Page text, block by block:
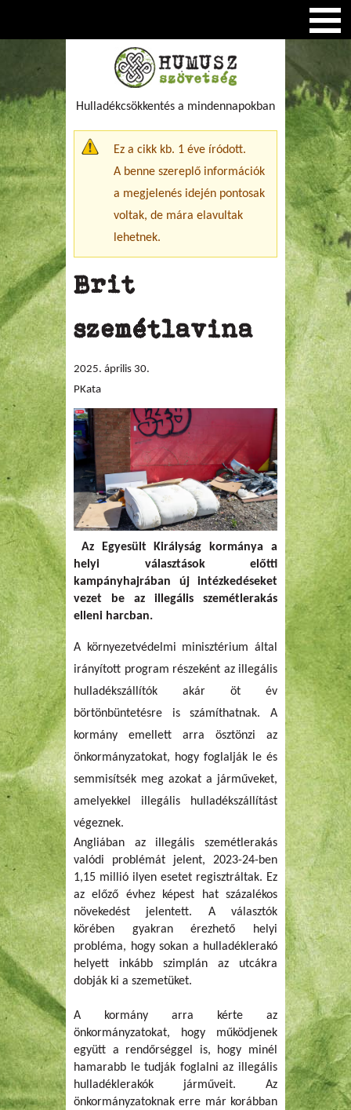
Hulladékcsökkentés a mindennapokban
Figyelmeztető üzenet
Ez a cikk kb. 1 éve íródott.
A benne szereplő információk
a megjelenés idején pontosak
voltak, de mára elavultak
lehetnek.
Brit
szemétlavina
2025. április 30.
PKata
Az Egyesült Királyság kormánya a
helyi választások előtti
kampányhajrában új intézkedéseket
vezet be az illegális szemétlerakás
elleni harcban.
A környezetvédelmi minisztérium által
irányított program részeként az illegális
hulladékszállítók akár öt év
börtönbüntetésre is számíthatnak. A
kormány emellett arra ösztönzi az
önkormányzatokat, hogy foglalják le és
semmisítsék meg azokat a járműveket,
amelyekkel illegális hulladékszállítást
végeznek.
Angliában az illegális szemétlerakás
valódi problémát jelent, 2023-24-ben
1,15 millió ilyen esetet regisztráltak. Ez
az előző évhez képest hat százalékos
növekedést jelentett. A választók
körében gyakran érezhető helyi
probléma, hogy sokan a hulladéklerakó
helyett inkább szimplán az utcákra
dobják ki a szemetüket.
A kormány arra kérte az
önkormányzatokat, hogy működjenek
együtt a rendőrséggel is, hogy minél
hamarabb le tudják foglalni az illegális
hulladéklerakók járműveit. Az
önkormányzatoknak erre már korábban